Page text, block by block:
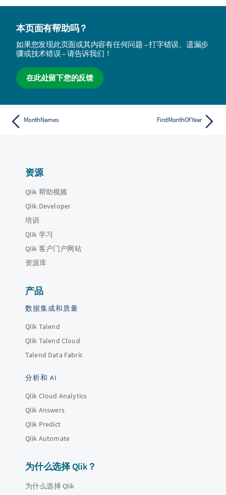
本页面有帮助吗？
如果您发现此页面或其内容有任何问题 – 打字错误、遗漏步
骤或技术错误 – 请告诉我们！
在此处留下您的反馈
MonthNames FirstMonthOfYear
资源
Qlik 帮助视频
Qlik Developer
培训
Qlik 学习
Qlik 客户门户网站
资源库
产品
数据集成和质量
Qlik Talend
Qlik Talend Cloud
Talend Data Fabric
分析和 AI
Qlik Cloud Analytics
Qlik Answers
Qlik Predict
Qlik Automate
为什么选择 Qlik？
为什么选择 Qlik